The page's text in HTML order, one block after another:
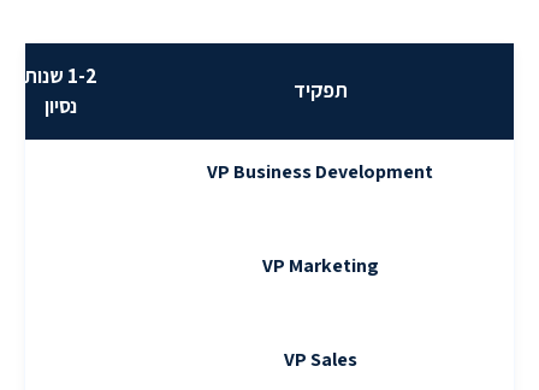
תפקיד
1-2 שנות
נסיון
VP Business Development
VP Marketing
VP Sales